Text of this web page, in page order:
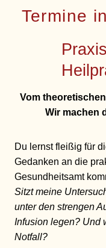
Termine
Vom
Wir machen
Du lernst fleißig für
Gedanken an die
Gesundheitsamt
Sitzt meine
unter den strengen
Infusion legen? Und
Notfall?